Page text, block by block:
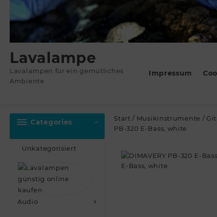
Lavalampe
Lavalampen für ein gemütliches
Ambiente
Impressum
Categories
Unkategorisiert
Audio
Start / Musikinstrumente /
PB-320 E-Bass, white